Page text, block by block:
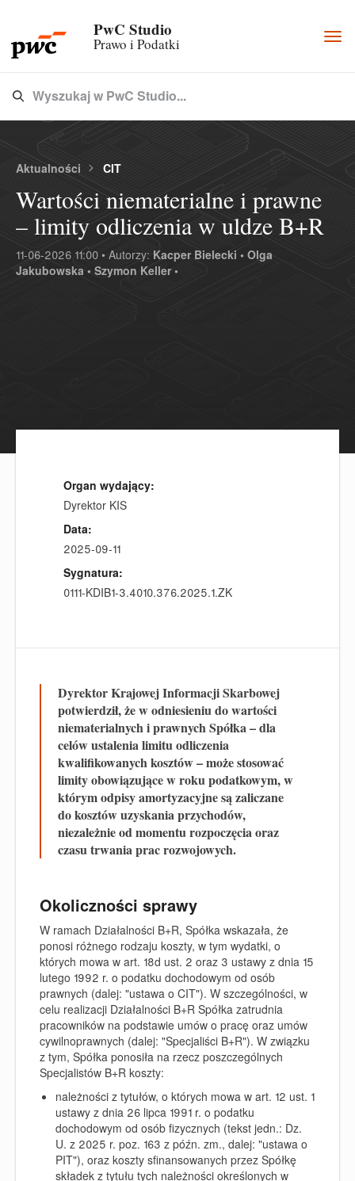
PwC Studio
Prawo i Podatki
Type 3 or more characters for results.
Wyszukaj w PwC Studio...
Aktualności CIT
Wartości niematerialne i prawne
– limity odliczenia w uldze B+R
11-06-2026 11:00 • Autorzy: Kacper Bielecki • Olga
Jakubowska • Szymon Keller •
Organ wydający:
Dyrektor KIS
Data:
2025-09-11
Sygnatura:
0111-KDIB1-3.4010.376.2025.1.ZK
Dyrektor Krajowej Informacji Skarbowej
potwierdził, że w odniesieniu do wartości
niematerialnych i prawnych Spółka – dla
celów ustalenia limitu odliczenia
kwalifikowanych kosztów – może stosować
limity obowiązujące w roku podatkowym, w
którym odpisy amortyzacyjne są zaliczane
do kosztów uzyskania przychodów,
niezależnie od momentu rozpoczęcia oraz
czasu trwania prac rozwojowych.
Okoliczności sprawy
W ramach Działalności B+R, Spółka wskazała, że
ponosi różnego rodzaju koszty, w tym wydatki, o
których mowa w art. 18d ust. 2 oraz 3 ustawy z dnia 15
lutego 1992 r. o podatku dochodowym od osób
prawnych (dalej: "ustawa o CIT"). W szczególności, w
celu realizacji Działalności B+R Spółka zatrudnia
pracowników na podstawie umów o pracę oraz umów
cywilnoprawnych (dalej: "Specjaliści B+R"). W związku
z tym, Spółka ponosiła na rzecz poszczególnych
Specjalistów B+R koszty:
należności z tytułów, o których mowa w art. 12 ust. 1
ustawy z dnia 26 lipca 1991 r. o podatku
dochodowym od osób fizycznych (tekst jedn.: Dz.
U. z 2025 r. poz. 163 z późn. zm., dalej: "ustawa o
PIT"), oraz koszty sfinansowanych przez Spółkę
składek z tytułu tych należności określonych w